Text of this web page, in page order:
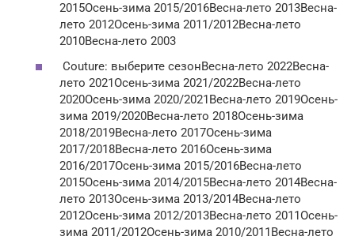
2015Осень-зима 2015/2016Весна-лето 2013Весна-
лето 2012Осень-зима 2011/2012Весна-лето
2010Весна-лето 2003
Couture: выберите сезонВесна-лето 2022Весна-
лето 2021Осень-зима 2021/2022Весна-лето
2020Осень-зима 2020/2021Весна-лето 2019Осень-
зима 2019/2020Весна-лето 2018Осень-зима
2018/2019Весна-лето 2017Осень-зима
2017/2018Весна-лето 2016Осень-зима
2016/2017Осень-зима 2015/2016Весна-лето
2015Осень-зима 2014/2015Весна-лето 2014Весна-
лето 2013Осень-зима 2013/2014Весна-лето
2012Осень-зима 2012/2013Весна-лето 2011Осень-
зима 2011/2012Осень-зима 2010/2011Весна-лето